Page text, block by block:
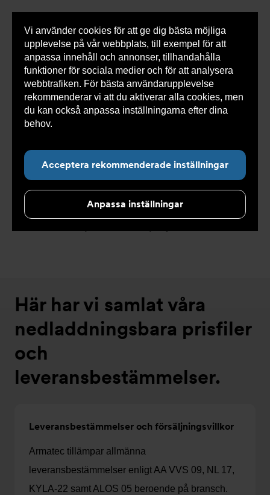
Vi använder cookies för att ge dig bästa möjliga
upplevelse på vår webbplats, till exempel för att
anpassa innehåll och annonser, tillhandahålla
funktioner för sociala medier och för att analysera
webbtrafiken. För bästa användarupplevelse
rekommenderar vi att du aktiverar alla cookies, men
du kan också anpassa inställningarna efter dina
behov.
Acceptera rekommenderade inställningar
Anpassa inställningar
0 varorSnabborder
Du
här:
Armatec > Kundservice > Priser och avtal
Priser och avtal
Vi erbjuder tydliga prislistor och avtal som gör
Här har vi samlat våra
nedladdningsbara prisfiler
och
leveransbestämmelser.
Leveransbestämmelser och försäljningsvillkor
Armatec tillämpar allmänna
leveransbestämmelser enligt AA VVS 09, NL 17,
KYLA-22 samt ALOS 05 beroende på bransch.